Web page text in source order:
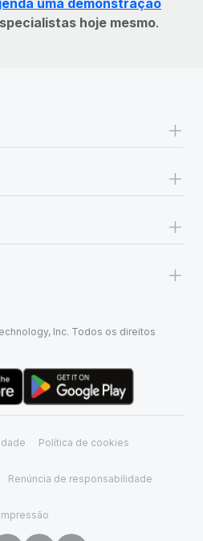
hoje mesmo.
+
+
+
+
Inc. Todos os direitos
Política de cookies
Renúncia de responsabilidade
Impressão